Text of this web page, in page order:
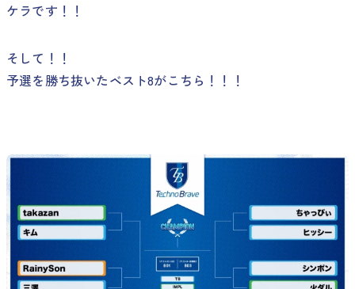
ケラです！！
そして！！
予選を勝ち抜いたベスト8がこちら！！！